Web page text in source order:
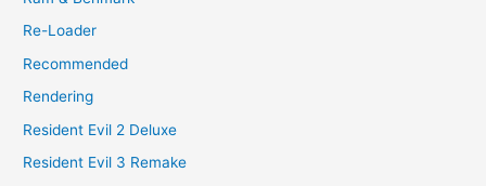
Re-Loader
Recommended
Rendering
Resident Evil 2 Deluxe
Resident Evil 3 Remake